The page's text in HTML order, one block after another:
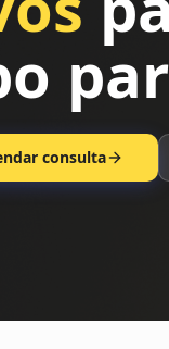
consulta